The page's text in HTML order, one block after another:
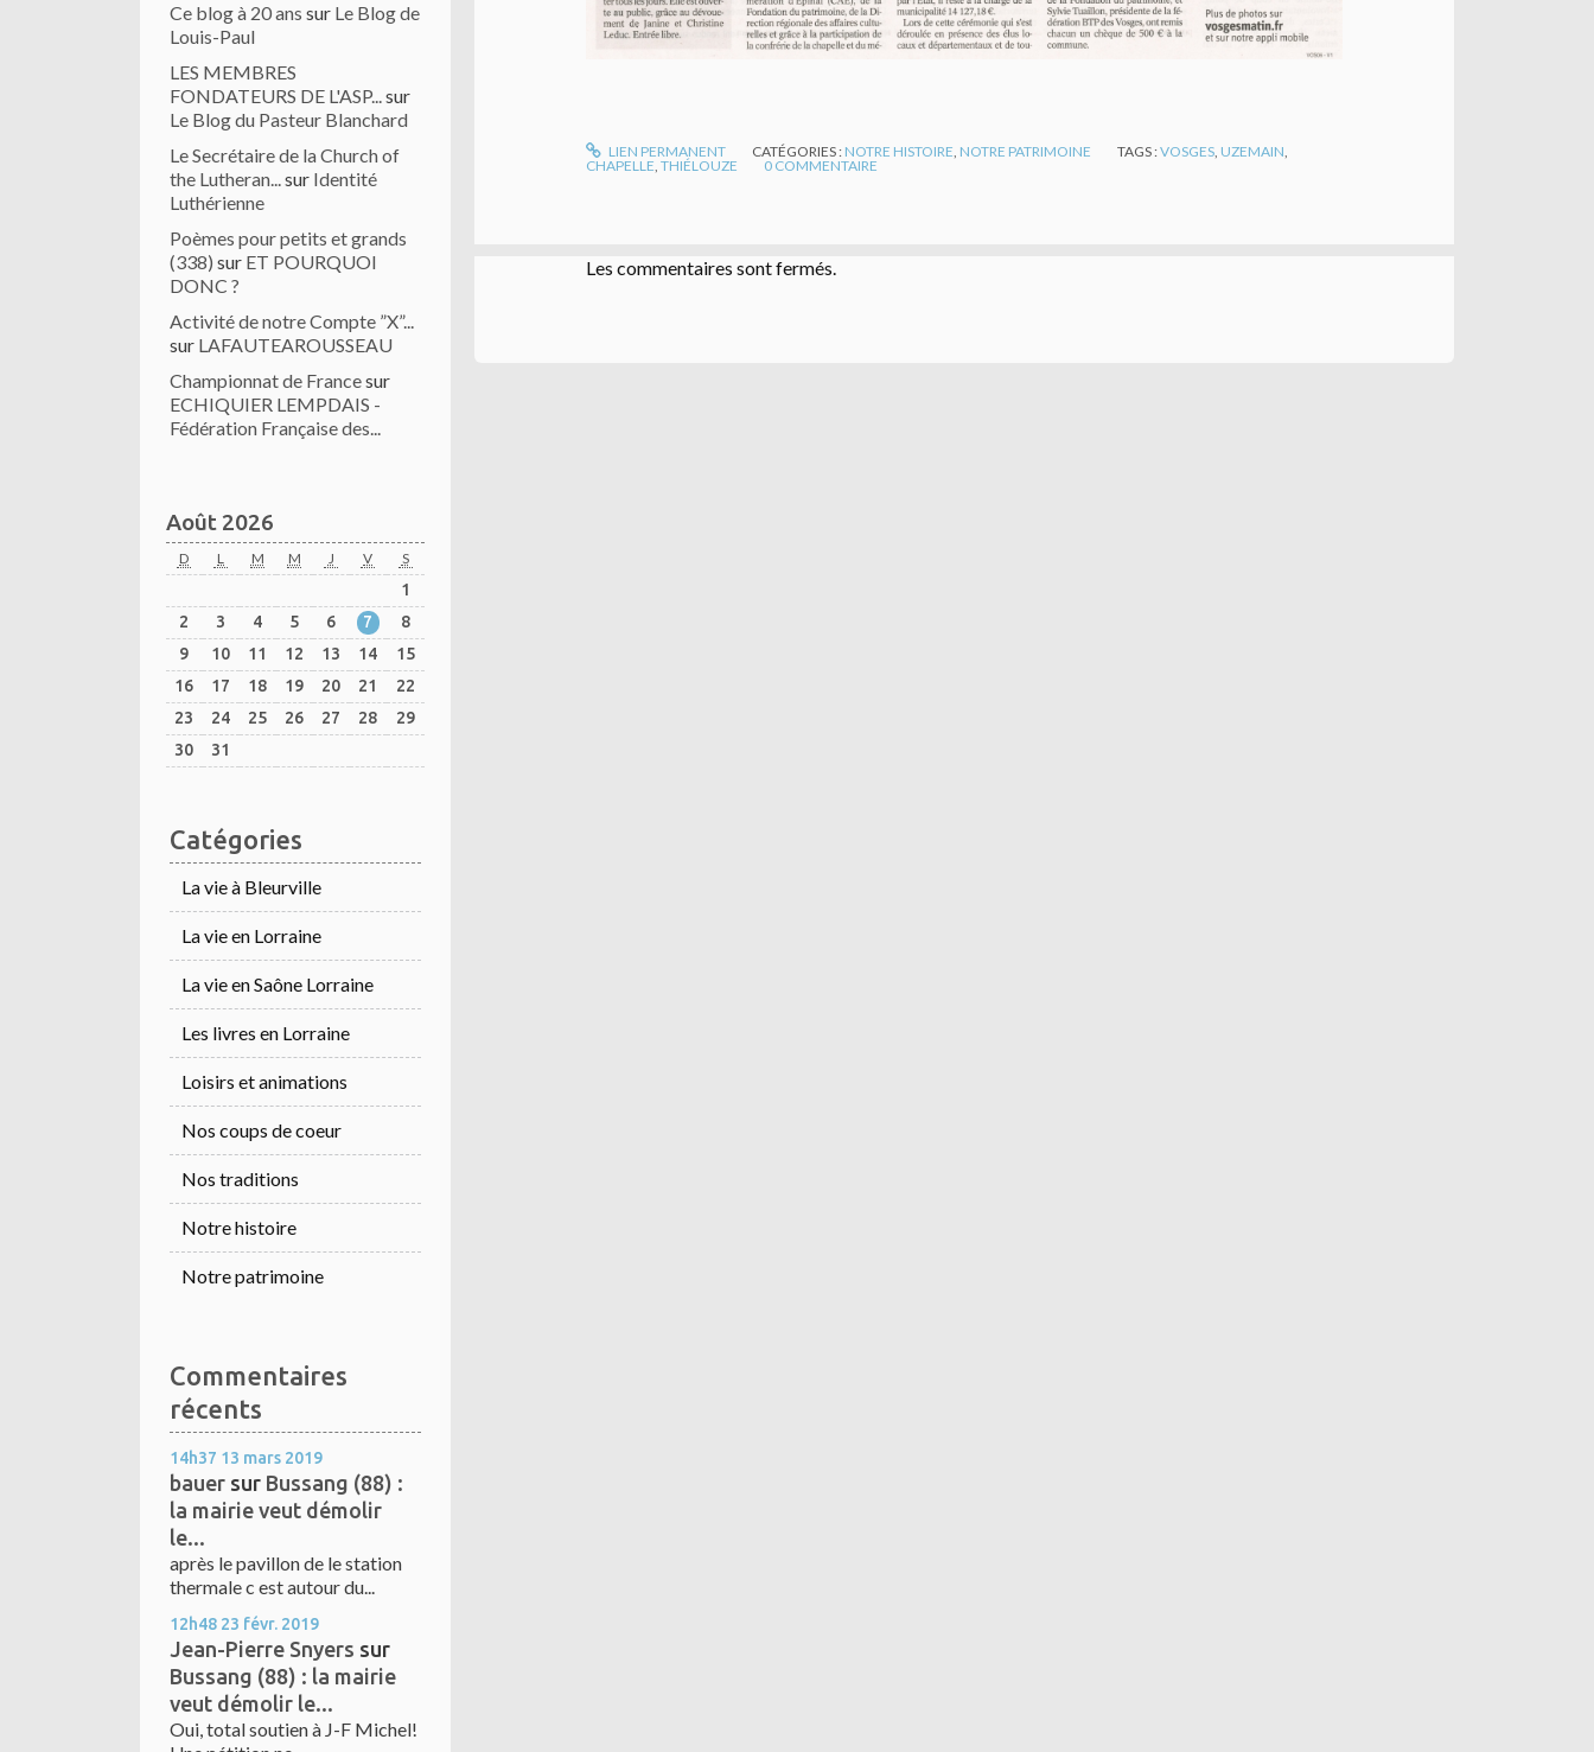
Ce blog à 20 ans sur Le Blog de
Louis-Paul
LES MEMBRES
FONDATEURS DE L'ASP...sur
Le Blog du Pasteur Blanchard
Le Secrétaire de la Church of
the Lutheran...sur Identité
Luthérienne
Poèmes pour petits et grands
(338) sur ET POURQUOI
DONC ?
Activité de notre Compte ”X”...
sur LAFAUTEAROUSSEAU
Championnat de Francesur
ECHIQUIER LEMPDAIS -
Fédération Française des...
Août 2026
D L M M J V S
1
2
3 4 5 6 7
8
9
10 11 12 13 14
15
16
17 18 19 20 21
22
23
24 25 26 27 28
29
30
31
Catégories
La vie à Bleurville
La vie en Lorraine
La vie en Saône Lorraine
Les livres en Lorraine
Loisirs et animations
Nos coups de coeur
Nos traditions
Notre histoire
Notre patrimoine
Commentaires
récents
14h37 13 mars 2019
bauer sur Bussang (88) :
la mairie veut démolir
le...
après le pavillon de le station
thermale c est autour du...
12h48 23 févr. 2019
Jean-Pierre Snyers sur
Bussang (88) : la mairie
veut démolir le...
Oui, total soutien à J-F Michel!
LIEN PERMANENT CATÉGORIES : NOTRE HISTOIRE, NOTRE PATRIMOINE TAGS :VOSGES, UZEMAIN,
CHAPELLE, THIÉLOUZE 0 COMMENTAIRE
Les commentaires sont fermés.